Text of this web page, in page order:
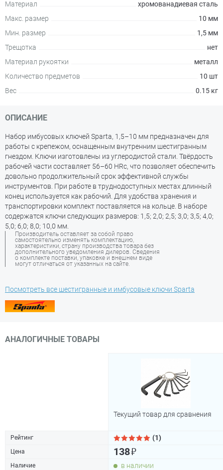
Материал
хромованадиевая сталь
Макс. размер
10 мм
Мин. размер
1,5 мм
Трещотка
нет
Материал рукоятки
металл
Количество предметов
10 шт
Вес
0.15 кг
ОПИСАНИЕ
Набор имбусовых ключей Sparta, 1,5–10 мм предназначен для
работы с крепежом, оснащенным внутренним шестигранным
гнездом. Ключи изготовлены из углеродистой стали. Твёрдость
рабочей части составляет 56–60 HRc, что позволяет обеспечить
довольно продолжительный срок эффективной службы
инструментов. При работе в труднодоступных местах длинный
конец используется как рабочий. Для удобства хранения и
транспортировки комплект поставляется на кольце. В наборе
содержатся ключи следующих размеров: 1,5; 2,0; 2,5; 3,0; 3,5; 4,0;
5,0; 6,0; 8,0; 10,0 мм.
Производитель оставляет за собой право
самостоятельно изменять комплектацию,
характеристики, страну производства товара без
дополнительного уведомления дилеров. Сведения
о комплекте поставки, упаковке и внешнем виде
могут отличаться от указанных на сайте.
Посмотреть все шестигранные и имбусовые ключи Sparta
АНАЛОГИЧНЫЕ ТОВАРЫ
Текущий товар для сравнения
Рейтинг (1)
Цена 138₽
Наличие в наличии